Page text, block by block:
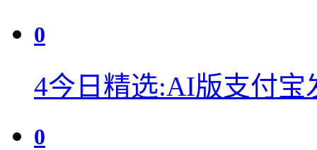
0
4今日精选:AI版支付宝
0